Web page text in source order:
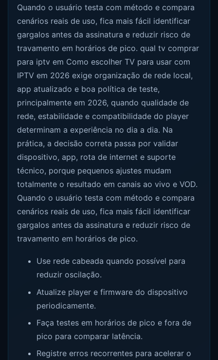
Quando o usuário testa com método e compara
cenários reais de uso, fica mais fácil identificar
gargalos antes da assinatura e reduzir risco de
travamento em horários de pico. qual tv comprar
para iptv em Como escolher TV para usar com
IPTV em 2026 exige organização de rede local,
app atualizado e boa política de teste,
principalmente em 2026, quando qualidade de
rede, estabilidade e compatibilidade do player
determinam a experiência no dia a dia. Na
prática, a decisão correta passa por validar
dispositivo, app, rota de internet e suporte
técnico, porque pequenos ajustes mudam
totalmente o resultado em canais ao vivo e VOD.
Quando o usuário testa com método e compara
cenários reais de uso, fica mais fácil identificar
gargalos antes da assinatura e reduzir risco de
travamento em horários de pico.
Use rede cabeada quando possível para
reduzir oscilação.
Atualize player e firmware do dispositivo
periodicamente.
Faça testes em horários de pico e fora de
pico para comparar latência.
Registre erros recorrentes para acelerar o